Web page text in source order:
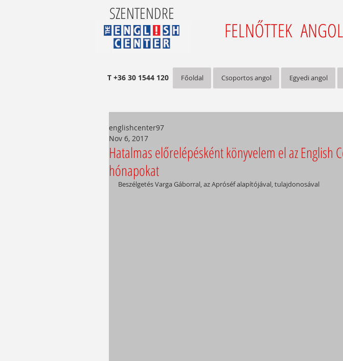
SZENTENDRE
FELNŐTTEK
T +36 30 1544 120 Főoldal Csoportos angol Egyedi angol
Hatalmas előrelépésként könyvelem el az English
hónapokat
englishcenter97
Nov 6, 2017
Beszélgetés Varga Gáborral, az Apróséf alapítójával, tulajdonosával